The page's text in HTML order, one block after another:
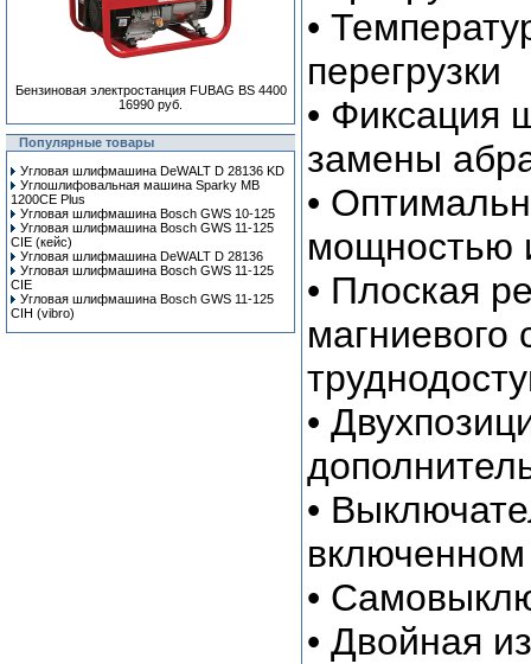
Бензиновая электростанция FUBAG BS 4400
16990 руб.
Популярные товары
Угловая шлифмашина DeWALT D 28136 KD
Углошлифовальная машина Sparky MB
1200CE Plus
Угловая шлифмашина Bosch GWS 10-125
Угловая шлифмашина Bosch GWS 11-125
CIE (кейс)
Угловая шлифмашина DeWALT D 28136
Угловая шлифмашина Bosch GWS 11-125
CIE
Угловая шлифмашина Bosch GWS 11-125
CIH (vibro)
•
перегрузки
• Фиксация
замены
•
мощностью
• Плоская
магниевого
•
•
•
• Двойная